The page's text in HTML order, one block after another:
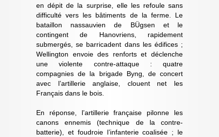
en dépit de la surprise, elle les refoule sans
difficulté vers les bâtiments de la ferme. Le
bataillon nassauvien de BÜgsen et le
contingent de Hanovriens, rapidement
submergés, se barricadent dans les édifices ;
Wellington envoie des renforts et déclenche
une violente contre-attaque : quatre
compagnies de la brigade Byng, de concert
avec l’artillerie anglaise, clouent net les
Français dans le bois.
En réponse, l’artillerie française pilonne les
canons ennemis (technique de la contre-
batterie), et foudroie l’infanterie coalisée ; le